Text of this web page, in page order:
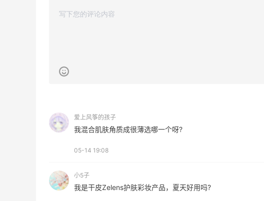
爱上风筝的孩子
我混合肌肤角质成很薄选哪一个呀?
05-14 19:08
小5子
我是干皮Zelens护肤彩妆产品，夏天好用吗?
30%返利
54人获得返利
5134人获得返利